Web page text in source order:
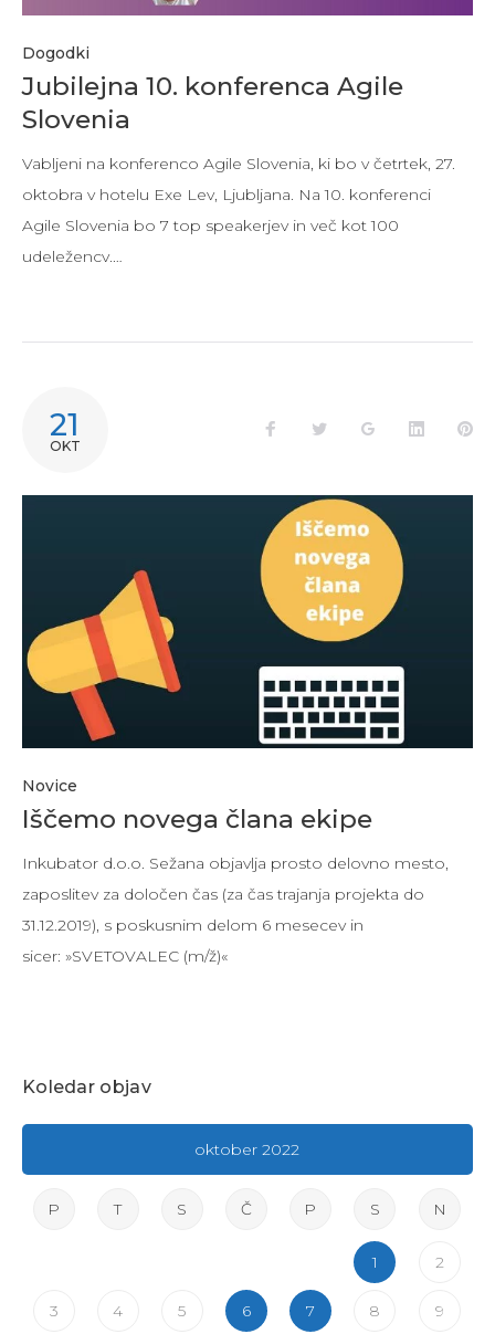
Dogodki
Jubilejna 10. konferenca Agile
Slovenia
Vabljeni na konferenco Agile Slovenia, ki bo v četrtek, 27.
oktobra v hotelu Exe Lev, Ljubljana. Na 10. konferenci
Agile Slovenia bo 7 top speakerjev in več kot 100
udeležencv.…
21
OKT
FacebookTwitter Google+LinkedIn
Novice
Iščemo novega člana ekipe
Inkubator d.o.o. Sežana objavlja prosto delovno mesto,
zaposlitev za določen čas (za čas trajanja projekta do
31.12.2019), s poskusnim delom 6 mesecev in
sicer: »SVETOVALEC (m/ž)«
Koledar objav
oktober 2022
P T S Č P S N
1 2
3 4 5 6 7 8 9